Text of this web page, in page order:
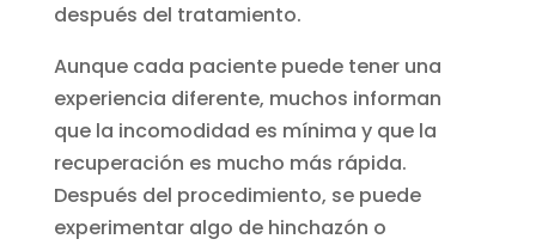
después del tratamiento.
Aunque cada paciente puede tener una
experiencia diferente, muchos informan
que la incomodidad es mínima y que la
recuperación es mucho más rápida.
Después del procedimiento, se puede
experimentar algo de hinchazón o